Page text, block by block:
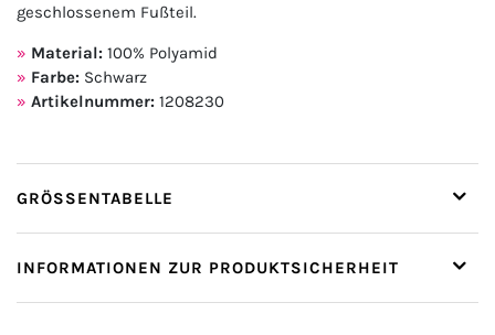
geschlossenem Fußteil.
Material: 100% Polyamid
Farbe: Schwarz
Artikelnummer: 1208230
GRÖSSENTABELLE
INFORMATIONEN ZUR PRODUKTSICHERHEIT